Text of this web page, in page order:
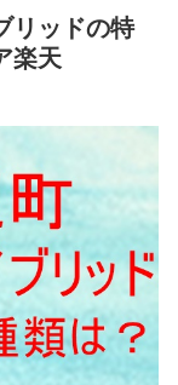
リッドの特
楽天